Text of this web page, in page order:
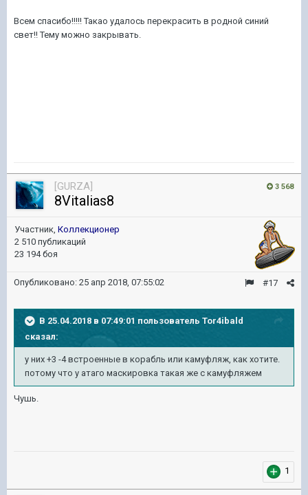
Всем спасибо!!!!! Такао удалось перекрасить в родной синий
свет!! Тему можно закрывать.
3 568
[GURZA]
8Vitalias8
Участник, Коллекционер
2 510 публикаций
23 194 боя
#17
Опубликовано: 25 апр 2018, 07:55:02
В 25.04.2018 в 07:49:01 пользователь Tor4ibald
сказал:
у них +3 -4 встроенные в корабль или камуфляж, как хотите.
потому что у атаго маскировка такая же с камуфляжем
Чушь.
1